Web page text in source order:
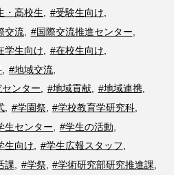
・高校生 #受験生向け
交流, #国際交流推進センター
学生向け #在校生向け
#地域交流,
ンター, #地域貢献, #地域連携,
, #学園祭, #学校教育学研究科
生センター #学生の活動
生向け #学生広報スタッフ
課 #学祭, #学術研究部研究推進課